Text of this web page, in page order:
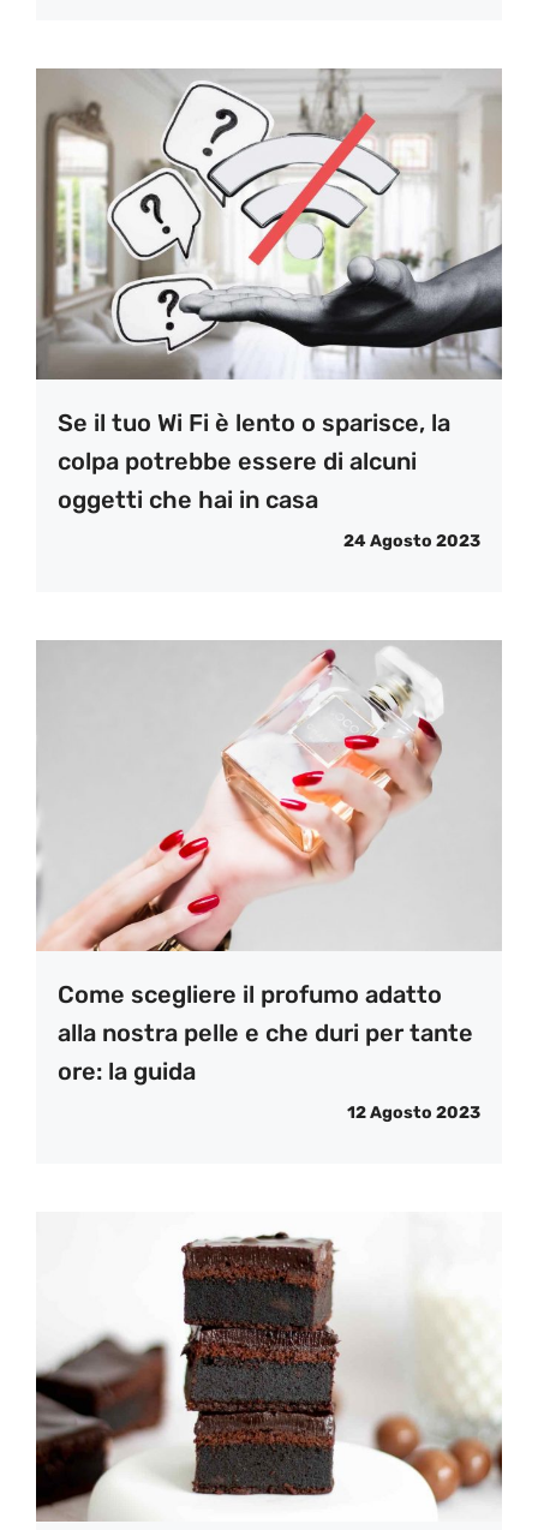
Se il tuo Wi Fi è lento o sparisce, la
colpa potrebbe essere di alcuni
oggetti che hai in casa
24 Agosto 2023
Come scegliere il profumo adatto
alla nostra pelle e che duri per tante
ore: la guida
12 Agosto 2023